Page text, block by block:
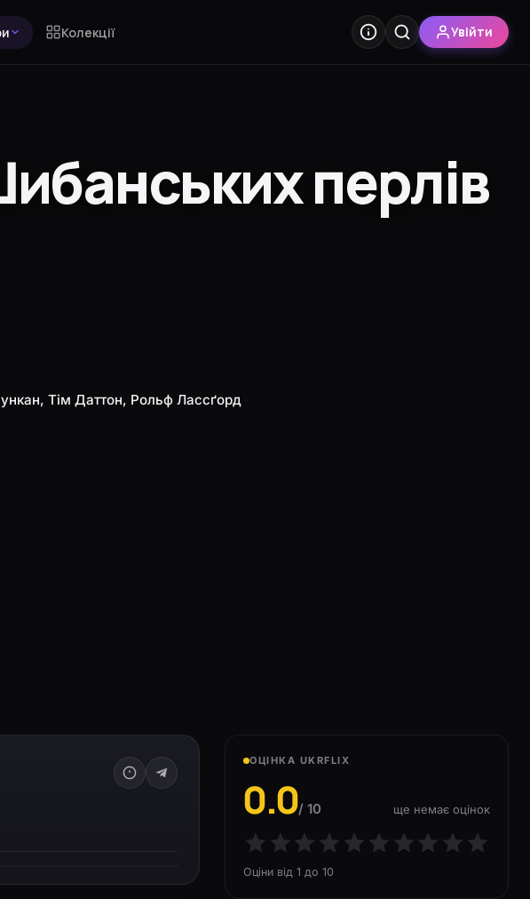
Колекції Увійти
перлів
Тім Даттон, Рольф Лассґорд
ОЦІНКА UKRFLIX
0.0/ 10 ще немає оцінок
Оціни від 1 до 10